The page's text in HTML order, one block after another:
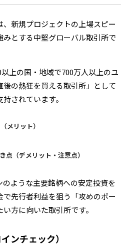
新規プロジェクトの上場スピー
みとする中堅グローバル取引所で
上の国・地域で700万人以上のユ
の熱狂を買える取引所」として
されています。
メリット）
の充実
点（デメリット・注意点）
柄の投機リスク
ような主要銘柄への安定投資を
先行者利益を狙う「攻めのポー
方に向いた取引所です。
ンチェック）